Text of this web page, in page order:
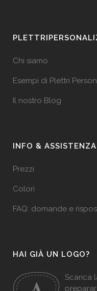
Chi siamo
Esempi di Plettri
Il nostro Blog
INFO & ASSISTENZA
Prezzi
Colori
FAQ: domande e
HAI GIÀ UN LOGO?
Scarica